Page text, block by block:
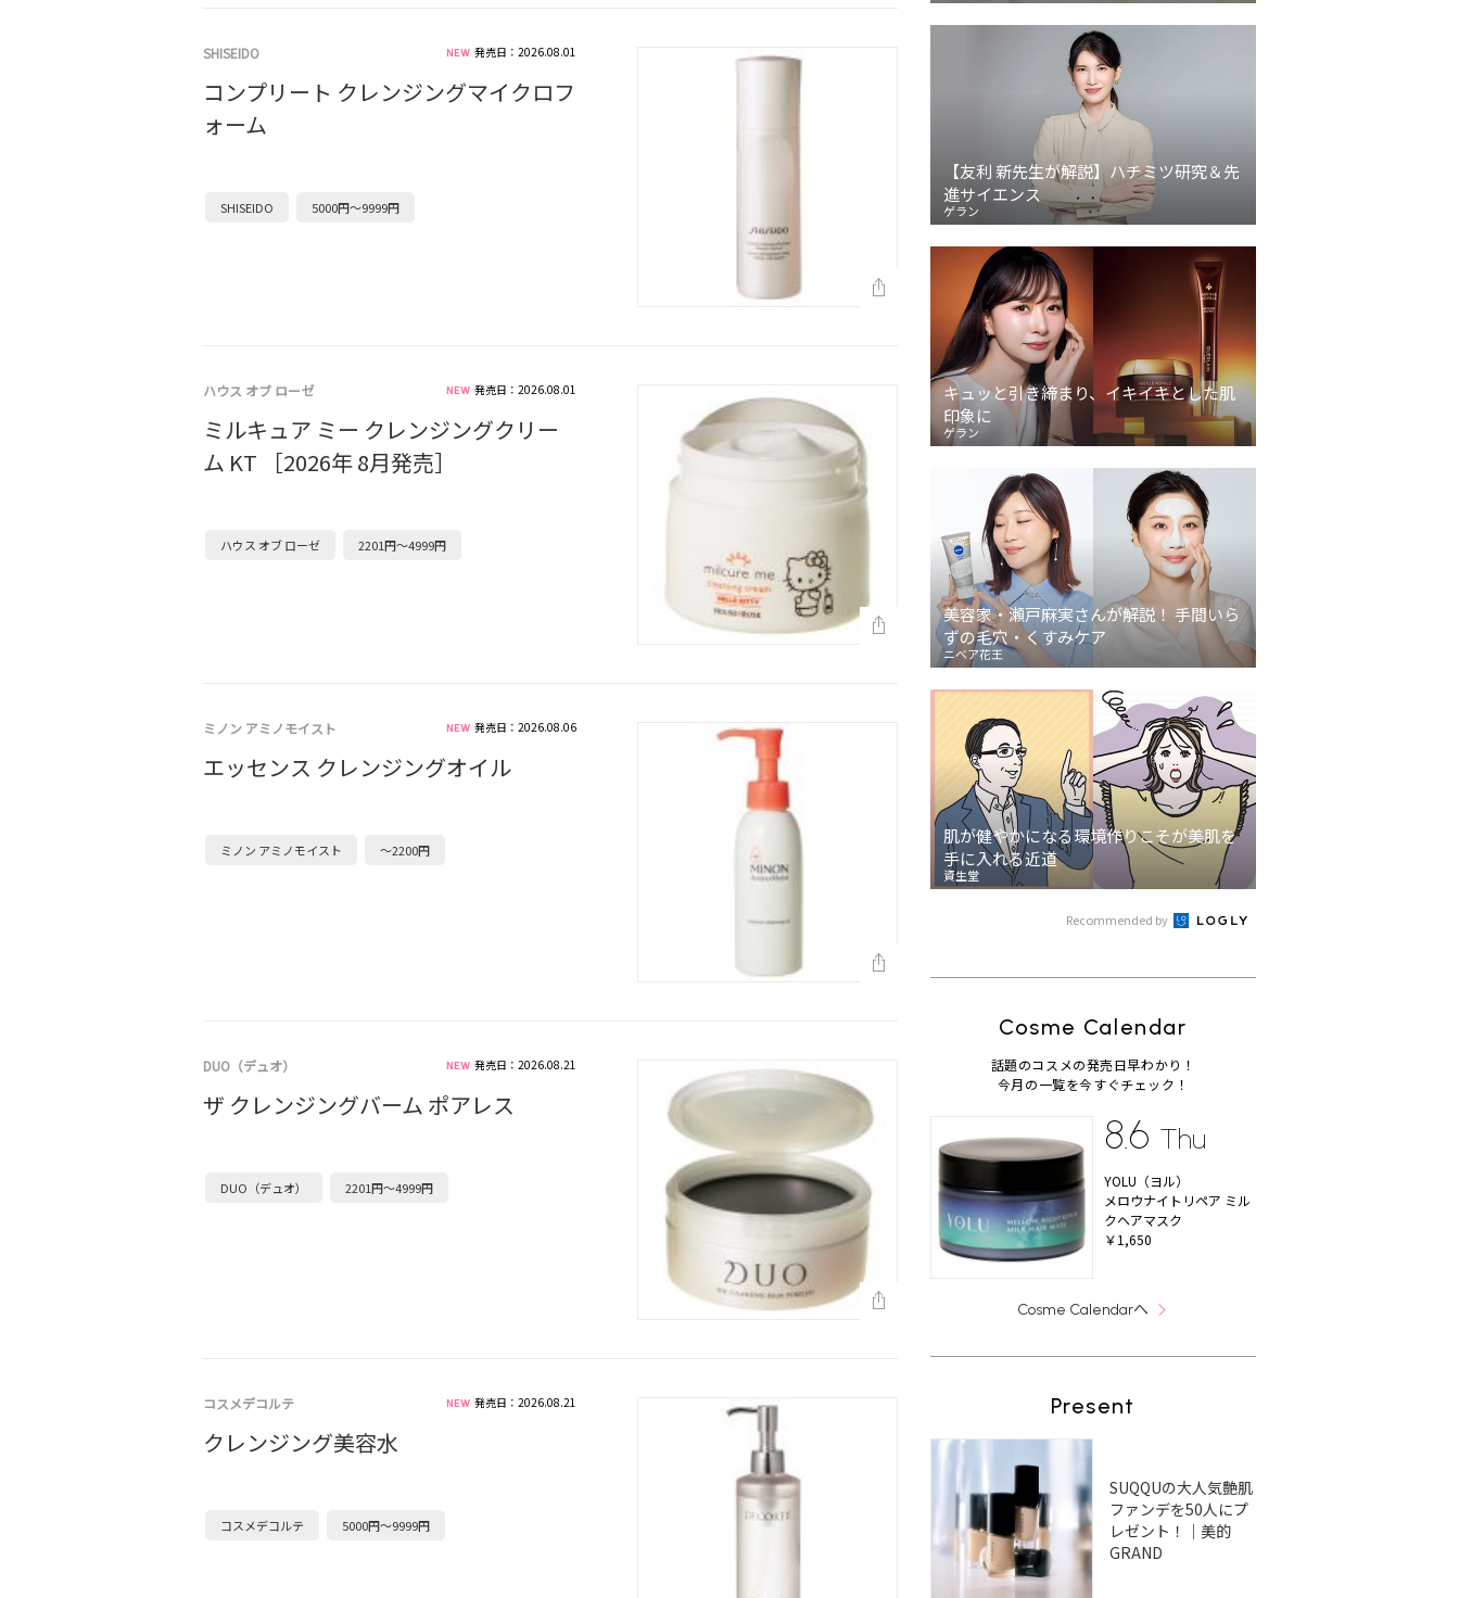
SHISEIDO 発売日：2026.08.01
コンプリート クレンジングマイクロフ
ォーム
SHISEIDO 5000円～9999円
ハウス オブ ローゼ 発売日：2026.08.01
ミルキュア ミー クレンジングクリー
ム KT ［2026年 8月発売］
ハウス オブ ローゼ 2201円～4999円
ミノン アミノモイスト 発売日：2026.08.06
エッセンス クレンジングオイル
ミノン アミノモイスト ～2200円
DUO（デュオ） 発売日：2026.08.21
ザ クレンジングバーム ポアレス
DUO（デュオ） 2201円～4999円
コスメデコルテ 発売日：2026.08.21
クレンジング美容水
コスメデコルテ 5000円～9999円
【友利 新先生が解説】ハチミツ研究＆先
進サイエンス
ゲラン
キュッと引き締まり、イキイキとした肌
印象に
ゲラン
美容家・瀬戸麻実さんが解説！ 手間いら
ずの毛穴・くすみケア
ニベア花王
肌が健やかになる環境作りこそが美肌を
手に入れる近道
資生堂
Recommended by
Cosme Calendar
話題のコスメの発売日早わかり！
今月の一覧を今すぐチェック！
8.6 Thu
YOLU（ヨル）
メロウナイトリペア ミル
クヘアマスク
￥1,650
Cosme Calendarへ
Present
SUQQUの大人気艶肌
ファンデを50人にプ
レゼント！｜美的
GRAND